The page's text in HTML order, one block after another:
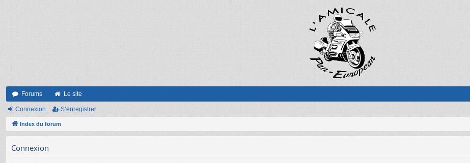
Forums Le site
Connexion S’enregistrer
Index du forum
Connexion